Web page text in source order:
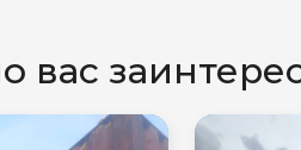
вас